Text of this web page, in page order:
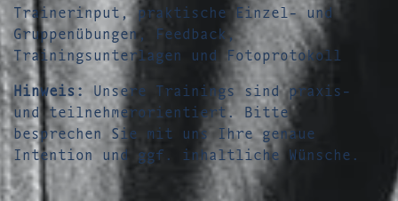
Trainerinput, praktische Einzel- und
Gruppenübungen, Feedback,
Trainingsunterlagen und Fotoprotokoll
Hinweis:Unsere Trainings sind praxis-
und teilnehmerorientiert. Bitte
besprechen Sie mit uns Ihre genaue
Intention und ggf. inhaltliche Wünsche.